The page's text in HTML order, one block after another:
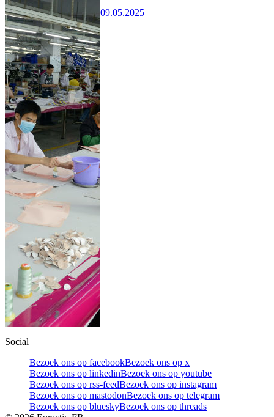
09.05.2025
Social
Bezoek ons op facebookBezoek ons op x
Bezoek ons op linkedinBezoek ons op youtube
Bezoek ons op rss-feedBezoek ons op instagram
Bezoek ons op mastodonBezoek ons op telegram
Bezoek ons op blueskyBezoek ons op threads